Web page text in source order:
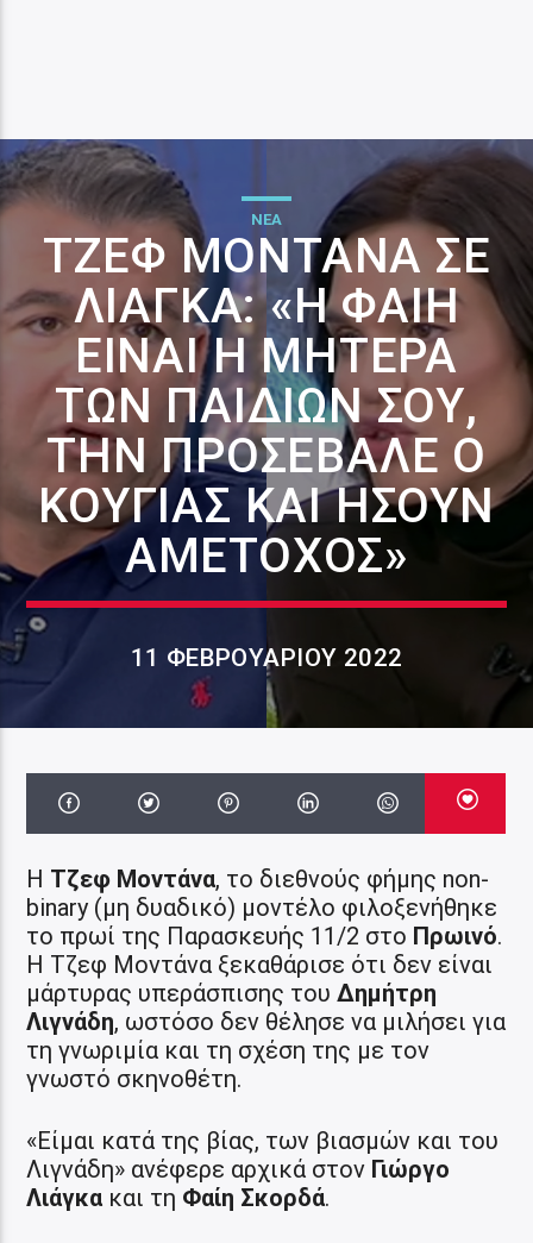
ΝΕΑ
ΤΖΕΦ ΜΟΝΤΆΝΑ ΣΕ
ΛΙΆΓΚΑ: «Η ΦΑΊΗ
ΕΊΝΑΙ Η ΜΗΤΈΡΑ
ΤΩΝ ΠΑΙΔΙΏΝ ΣΟΥ,
ΤΗΝ ΠΡΟΣΈΒΑΛΕ Ο
ΚΟΎΓΙΑΣ ΚΑΙ ΉΣΟΥΝ
ΑΜΈΤΟΧΟΣ»
11 ΦΕΒΡΟΥΑΡΊΟΥ 2022
Η Τζεφ Μοντάνα, το διεθνούς φήμης non-
binary (μη δυαδικό) μοντέλο φιλοξενήθηκε
το πρωί της Παρασκευής 11/2 στο Πρωινό.
Η Τζεφ Μοντάνα ξεκαθάρισε ότι δεν είναι
μάρτυρας υπεράσπισης τουΔημήτρη
Λιγνάδη, ωστόσο δεν θέλησε να μιλήσει για
τη γνωριμία και τη σχέση της με τον
γνωστό σκηνοθέτη.
«Είμαι κατά της βίας, των βιασμών και του
Λιγνάδη» ανέφερε αρχικά στον Γιώργο
Λιάγκα και τη Φαίη Σκορδά.